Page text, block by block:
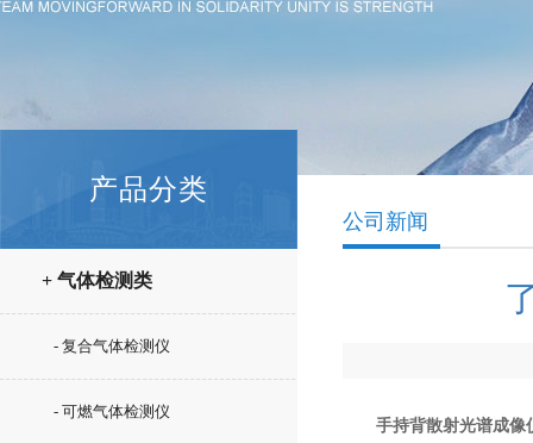
产品分类
+ 气体检测类
- 复合气体检测仪
- 可燃气体检测仪
公司新闻
手持背散射光谱成像